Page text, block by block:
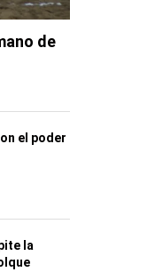
de
el poder
la